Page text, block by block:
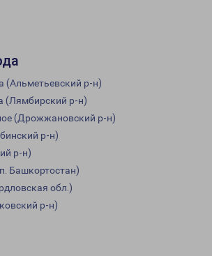
(Альметьевский р-н)
(Лямбирский р-н)
(Дрожжановский р-н)
р-н)
р-н)
Башкортостан)
обл.)
р-н)